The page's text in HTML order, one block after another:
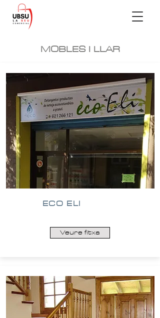
MOBLES I LLAR
ECO ELI
Veure fitxa